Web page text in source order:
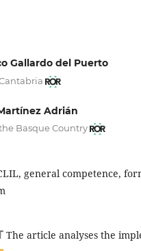
Gallardo del Puerto
Adrián
Basque Country
general competence,
The article analyses the